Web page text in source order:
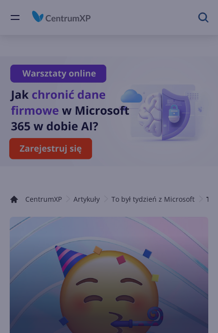
CentrumXP Artykuły To był tydzień z Microsoft